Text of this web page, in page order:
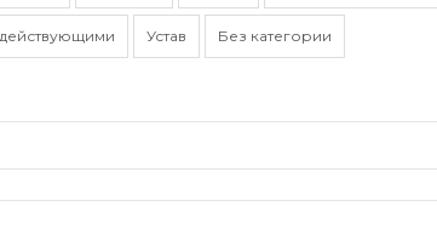
Устав Без категории